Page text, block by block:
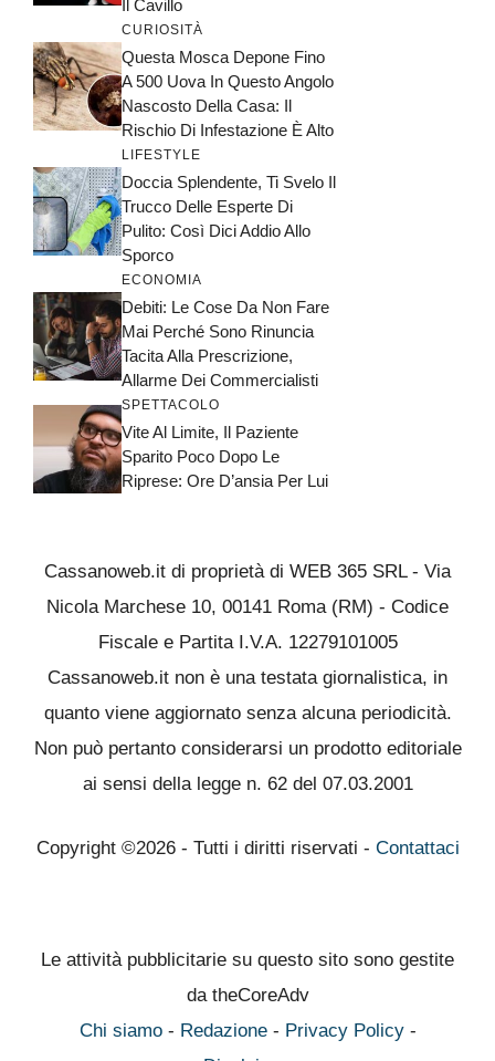
Il Cavillo
CURIOSITÀ
Questa Mosca Depone Fino
A 500 Uova In Questo Angolo
Nascosto Della Casa: Il
Rischio Di Infestazione È Alto
LIFESTYLE
Doccia Splendente, Ti Svelo Il
Trucco Delle Esperte Di
Pulito: Così Dici Addio Allo
Sporco
ECONOMIA
Debiti: Le Cose Da Non Fare
Mai Perché Sono Rinuncia
Tacita Alla Prescrizione,
Allarme Dei Commercialisti
SPETTACOLO
Vite Al Limite, Il Paziente
Sparito Poco Dopo Le
Riprese: Ore D’ansia Per Lui
Cassanoweb.it di proprietà di WEB 365 SRL - Via
Nicola Marchese 10, 00141 Roma (RM) - Codice
Fiscale e Partita I.V.A. 12279101005
Cassanoweb.it non è una testata giornalistica, in
quanto viene aggiornato senza alcuna periodicità.
Non può pertanto considerarsi un prodotto editoriale
ai sensi della legge n. 62 del 07.03.2001
Copyright ©2026 - Tutti i diritti riservati - Contattaci
Le attività pubblicitarie su questo sito sono gestite
da theCoreAdv
Chi siamo- Redazione- Privacy Policy-